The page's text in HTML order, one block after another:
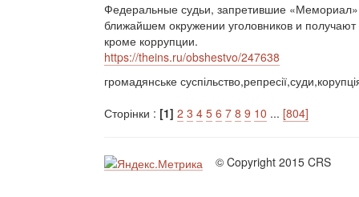
Федеральные судьи, запретившие
ближайшем окружении уголовников и
кроме коррупции.
https://theins.ru/obshestvo/247638
громадянське
Сторінки : [1] 2 3 4 5 6 7 8 9 10 ... [804]
© Copyright 2015 CRS